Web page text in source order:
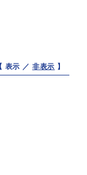
表示 ／ 非表示 】